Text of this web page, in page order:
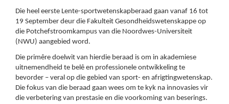
Die heel eerste Lente-sportwetenskapberaad gaan vanaf 16 tot
19 September deur die Fakulteit Gesondheidswetenskappe op
die Potchefstroomkampus van die Noordwes-Universiteit
(NWU) aangebied word.
Die primêre doelwit van hierdie beraad is om in akademiese
uitnemendheid te belê en professionele ontwikkeling te
bevorder – veral op die gebied van sport- en afrigtingwetenskap.
Die fokus van die beraad gaan wees om te kyk na innovasies vir
die verbetering van prestasie en die voorkoming van beserings.